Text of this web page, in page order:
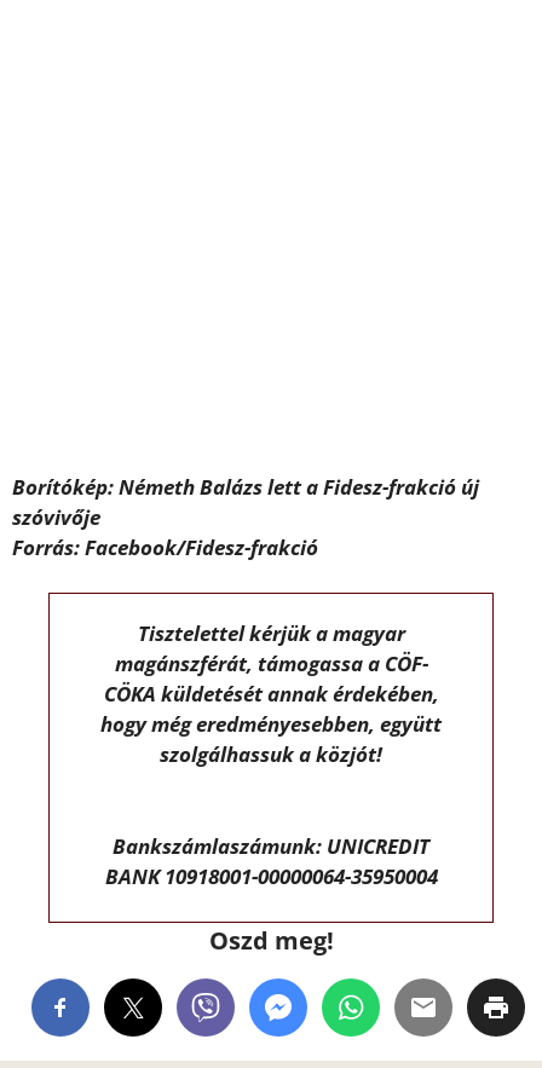
Borítókép: Németh Balázs lett a Fidesz-frakció új
szóvivője
Forrás: Facebook/Fidesz-frakció
Tisztelettel kérjük a magyar
magánszférát, támogassa a CÖF-
CÖKA küldetését annak érdekében,
hogy még eredményesebben, együtt
szolgálhassuk a közjót!
Bankszámlaszámunk: UNICREDIT
BANK 10918001-00000064-35950004
Oszd meg!